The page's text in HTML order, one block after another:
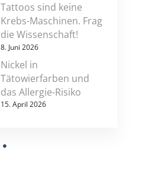
Tattoos sind keine
Krebs-Maschinen. Frag
die Wissenschaft!
8. Juni 2026
Nickel in
Tätowierfarben und
das Allergie-Risiko
15. April 2026